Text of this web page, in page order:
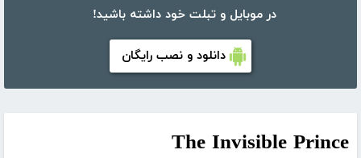
در موبایل و تبلت خود داشته باشید!
دانلود و نصب رایگان
The Invisible Prince